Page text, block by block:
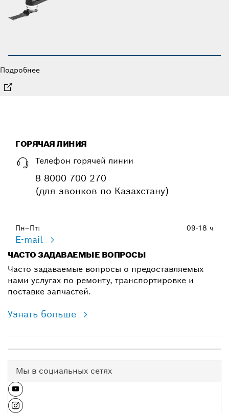
Подробнее
ГОРЯЧАЯ ЛИНИЯ
Телефон горячей линии
8 8000 700 270
(для звонков по Казахстану)
Пн–Пт: 09-18 ч
E-mail
ЧАСТО ЗАДАВАЕМЫЕ ВОПРОСЫ
Часто задаваемые вопросы о предоставляемых
нами услугах по ремонту, транспортировке и
поставке запчастей.
Узнать больше
Мы в социальных сетях